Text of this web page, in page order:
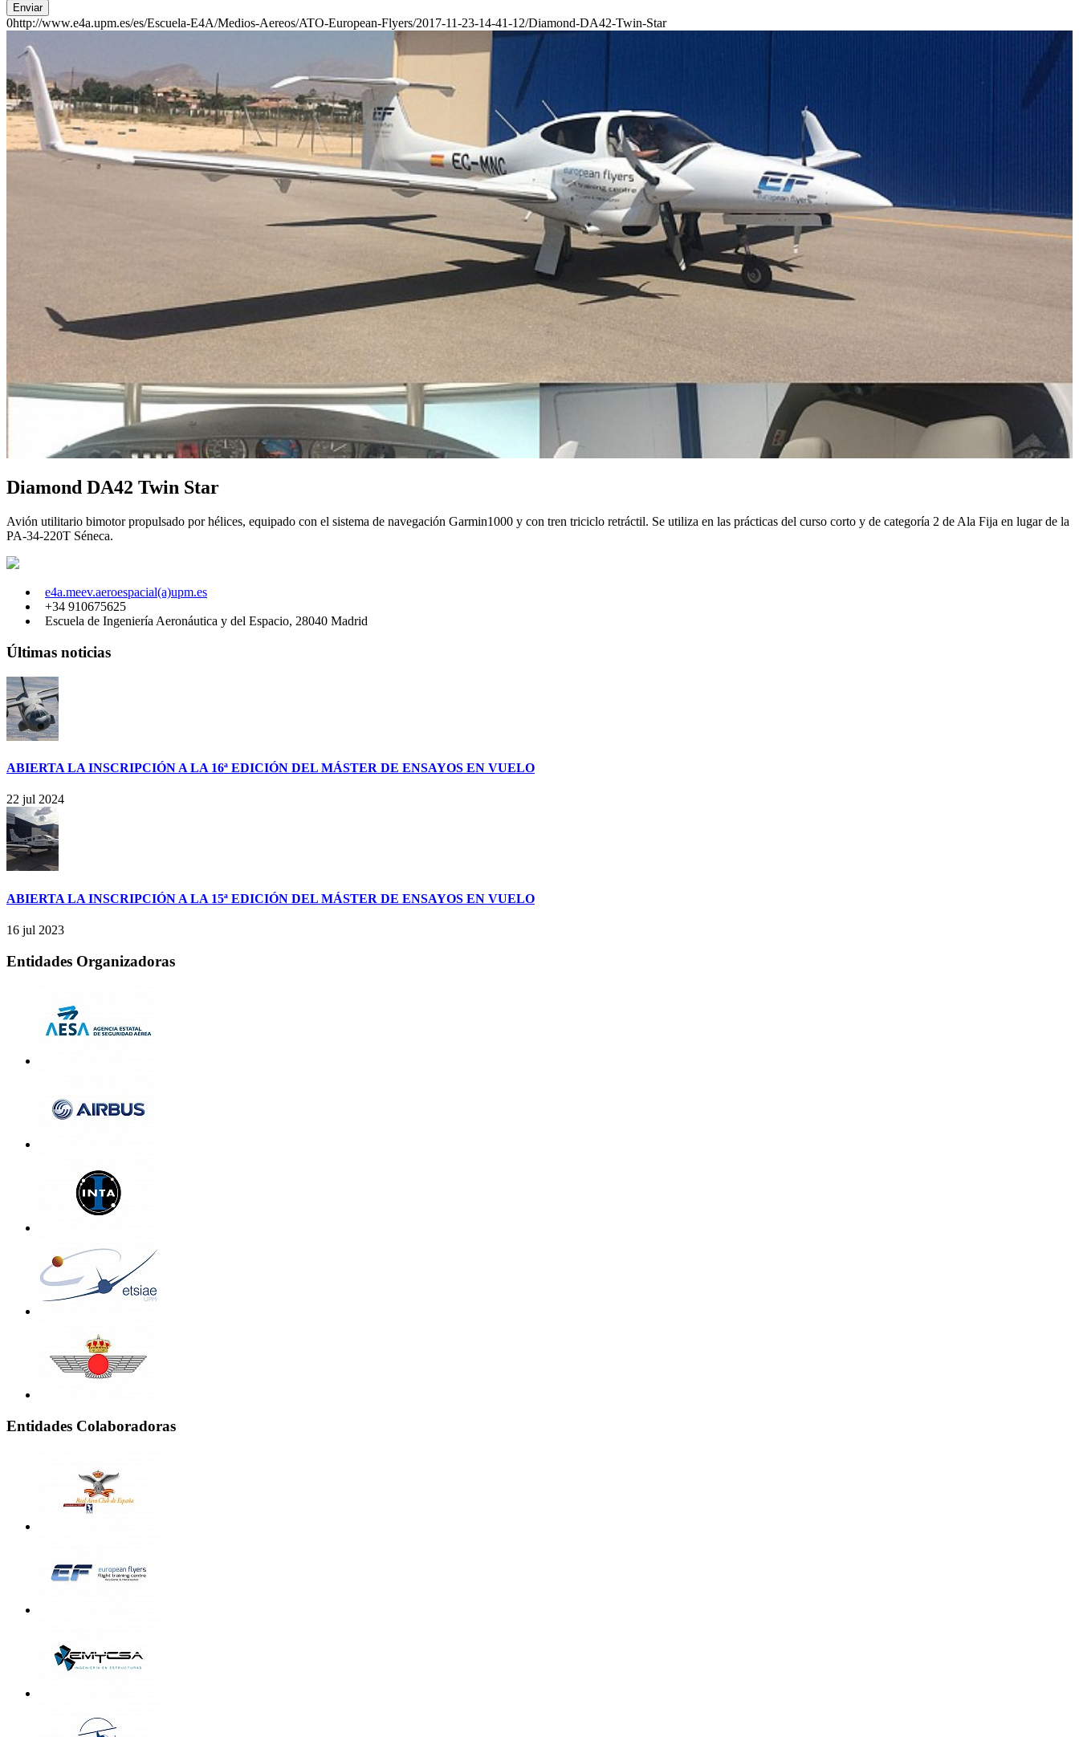
Enviar
0http://www.e4a.upm.es/es/Escuela-E4A/Medios-Aereos/ATO-European-Flyers/2017-11-23-14-41-12/Diamond-DA42-Twin-Star
Diamond DA42 Twin Star
Avión utilitario bimotor propulsado por hélices, equipado con el sistema de navegación Garmin1000 y con tren triciclo retráctil. Se utiliza en las prácticas del curso corto y de categoría 2 de Ala Fija en lugar de la
PA-34-220T Séneca.
e4a.meev.aeroespacial(a)upm.es
+34 910675625
Escuela de Ingeniería Aeronáutica y del Espacio, 28040 Madrid
Últimas noticias
ABIERTA LA INSCRIPCIÓN A LA 16ª EDICIÓN DEL MÁSTER DE ENSAYOS EN VUELO
22 jul 2024
ABIERTA LA INSCRIPCIÓN A LA 15ª EDICIÓN DEL MÁSTER DE ENSAYOS EN VUELO
16 jul 2023
Entidades Organizadoras
Entidades Colaboradoras